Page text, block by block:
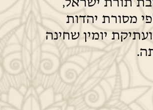
מסורת יהדות
יומין שחינה